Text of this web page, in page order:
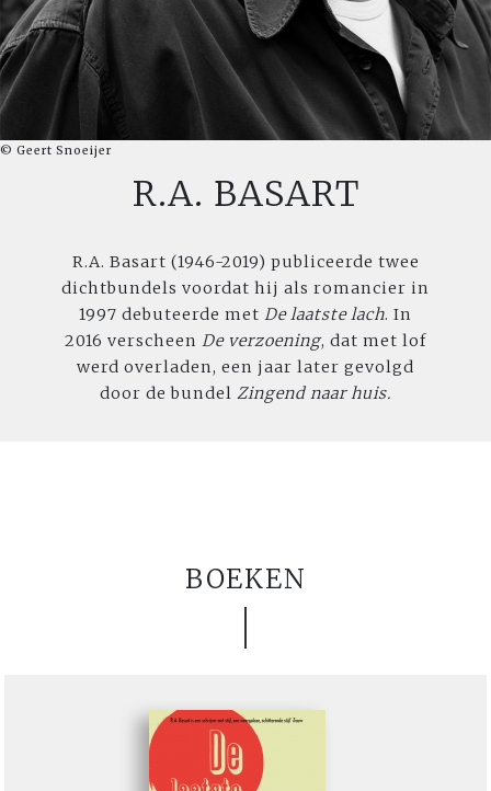
© Geert Snoeijer
R.A. BASART
R.A. Basart (1946-2019) publiceerde twee
dichtbundels voordat hij als romancier in
1997 debuteerde met De laatste lach. In
2016 verscheen De verzoening, dat met lof
werd overladen, een jaar later gevolgd
door de bundel Zingend naar huis.
BOEKEN